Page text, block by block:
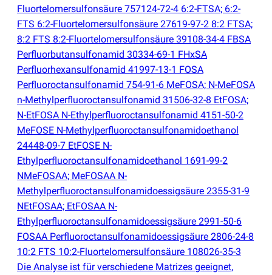
Fluortelomer­sulfonsäure 757124-72-4 6:2-FTSA; 6:2-
FTS 6:2-Fluortelomersulfonsäure 27619-97-2 8:2 FTSA;
8:2 FTS 8:2-Fluortelomersulfonsäure 39108-34-4 FBSA
Perfluorbutansulfonamid 30334-69-1 FHxSA
Perfluorhexansulfonamid 41997-13-1 FOSA
Perfluoroctansulfonamid 754-91-6 MeFOSA; N-MeFOSA
n-Methylperfluoroctansulfonamid 31506-32-8 EtFOSA;
N-EtFOSA N-Ethylperfluoroctansulfonamid 4151-50-2
MeFOSE N-Methylperfluoroctansulfonamidoethanol
24448-09-7 EtFOSE N-
Ethylperfluoroctansulfonamidoethanol 1691-99-2
NMeFOSAA; MeFOSAA N-
Methylperfluoroctansulfonamidoessigsäure 2355-31-9
NEtFOSAA; EtFOSAA N-
Ethylperfluoroctansulfonamidoessigsäure 2991-50-6
FOSAA Perfluoroctansulfonamidoessigsäure 2806-24-8
10:2 FTS 10:2-Fluortelomersulfonsäure 108026-35-3
Die Analyse ist für verschiedene Matrizes geeignet,